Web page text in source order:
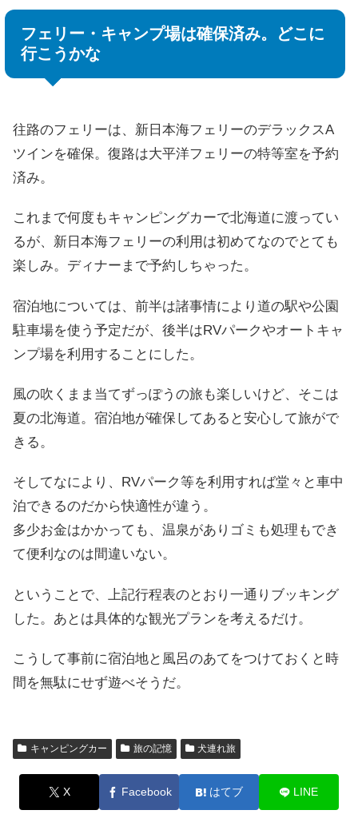
フェリー・キャンプ場は確保済み。どこに
行こうかな
往路のフェリーは、新日本海フェリーのデラックスA
ツインを確保。復路は大平洋フェリーの特等室を予約
済み。
これまで何度もキャンピングカーで北海道に渡ってい
るが、新日本海フェリーの利用は初めてなのでとても
楽しみ。ディナーまで予約しちゃった。
宿泊地については、前半は諸事情により道の駅や公園
駐車場を使う予定だが、後半はRVパークやオートキャ
ンプ場を利用することにした。
風の吹くまま当てずっぽうの旅も楽しいけど、そこは
夏の北海道。宿泊地が確保してあると安心して旅がで
きる。
そしてなにより、RVパーク等を利用すれば堂々と車中
泊できるのだから快適性が違う。
多少お金はかかっても、温泉がありゴミも処理もでき
て便利なのは間違いない。
ということで、上記行程表のとおり一通りブッキング
した。あとは具体的な観光プランを考えるだけ。
こうして事前に宿泊地と風呂のあてをつけておくと時
間を無駄にせず遊べそうだ。
キャンピングカー 旅の記憶 犬連れ旅
X Facebook はてブ LINE